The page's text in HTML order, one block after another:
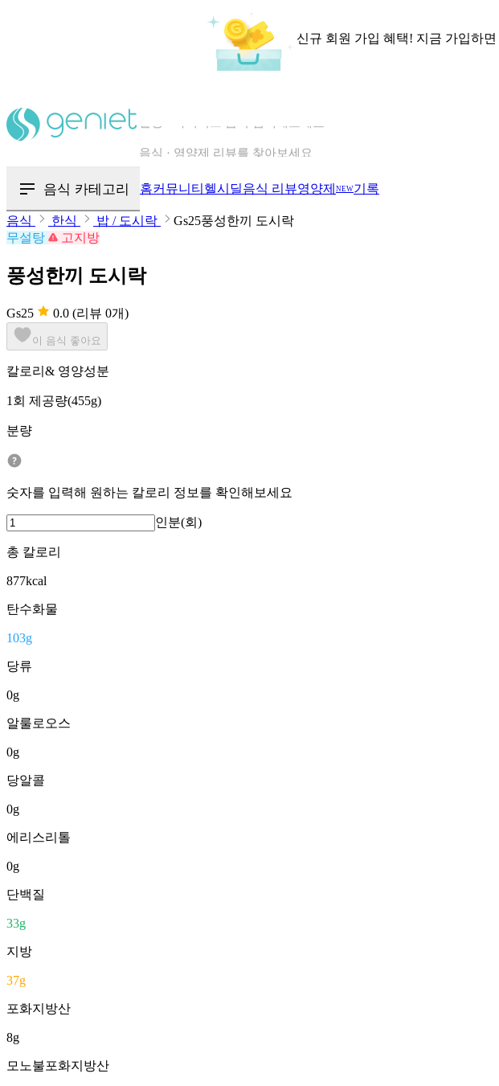
신규 회원 가입 혜택! 지금 가입하면
음식 카테고리 홈커뮤니티 헬시딜음식 리뷰영양제 NEW기록
음식 한식 밥 / 도시락
Gs25풍성한끼 도시락
무설탕
고지방
풍성한끼 도시락
Gs25 0.0 (리뷰 0개)
이 음식 좋아요
칼로리& 영양성분
1회 제공량(455g)
분량
숫자를 입력해 원하는 칼로리 정보를 확인해보세요
인분(회)
총 칼로리
877kcal
탄수화물
103g
당류
0g
알룰로오스
0g
당알콜
0g
에리스리톨
0g
단백질
33g
지방
37g
포화지방산
8g
모노불포화지방산